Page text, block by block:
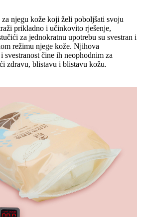
za njegu kože koji želi poboljšati svoju
prikladno i učinkovito rješenje,
za jednokratnu upotrebu su svestran i
režimu njege kože. Njihova
svestranost čine ih neophodnim za
zdravu, blistavu i blistavu kožu.